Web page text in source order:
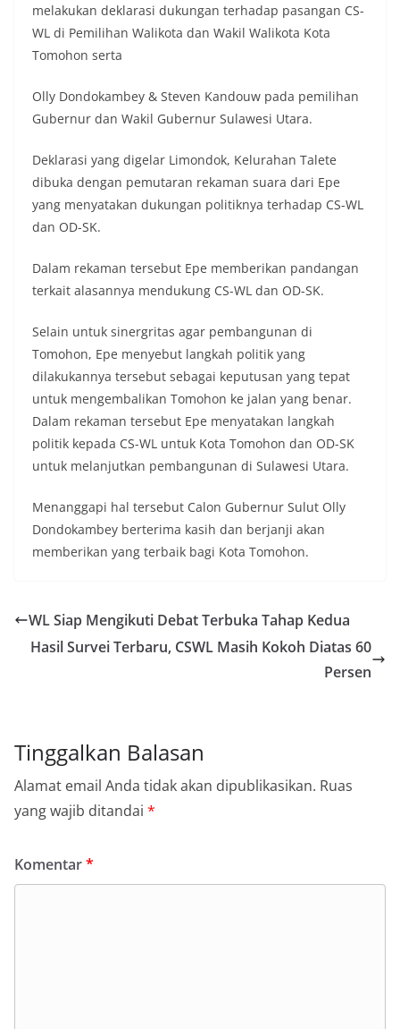
melakukan deklarasi dukungan terhadap pasangan CS-
WL di Pemilihan Walikota dan Wakil Walikota Kota
Tomohon serta
Olly Dondokambey & Steven Kandouw pada pemilihan
Gubernur dan Wakil Gubernur Sulawesi Utara.
Deklarasi yang digelar Limondok, Kelurahan Talete
dibuka dengan pemutaran rekaman suara dari Epe
yang menyatakan dukungan politiknya terhadap CS-WL
dan OD-SK.
Dalam rekaman tersebut Epe memberikan pandangan
terkait alasannya mendukung CS-WL dan OD-SK.
Selain untuk sinergritas agar pembangunan di
Tomohon, Epe menyebut langkah politik yang
dilakukannya tersebut sebagai keputusan yang tepat
untuk mengembalikan Tomohon ke jalan yang benar.
Dalam rekaman tersebut Epe menyatakan langkah
politik kepada CS-WL untuk Kota Tomohon dan OD-SK
untuk melanjutkan pembangunan di Sulawesi Utara.
Menanggapi hal tersebut Calon Gubernur Sulut Olly
Dondokambey berterima kasih dan berjanji akan
memberikan yang terbaik bagi Kota Tomohon.
WL Siap Mengikuti Debat Terbuka Tahap Kedua
Hasil Survei Terbaru, CSWL Masih Kokoh Diatas 60
Persen
Tinggalkan Balasan
Alamat email Anda tidak akan dipublikasikan. Ruas
yang wajib ditandai *
Komentar*